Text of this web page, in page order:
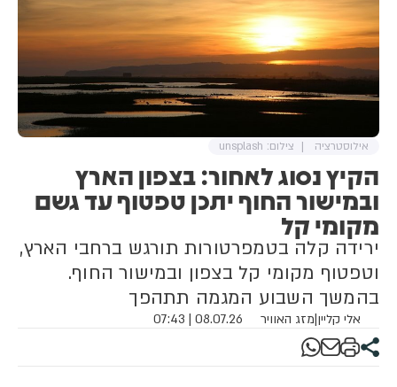
הקיץ נסוג לאחור: בצפון הארץ
ובמישור החוף יתכן טפטוף עד גשם
מקומי קל
ירידה קלה בטמפרטורות תורגש ברחבי הארץ,
וטפטוף מקומי קל בצפון ובמישור החוף.
בהמשך השבוע המגמה תתהפך
אלי קליין|מזג האוויר 08.07.26 | 07:43
אילוסטרציה צילום: unsplash